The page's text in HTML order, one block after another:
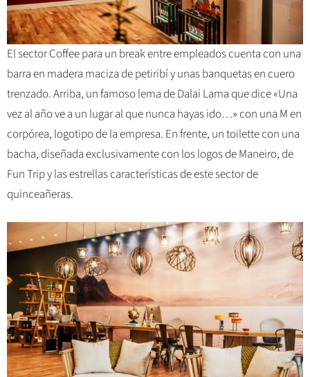
El sector Coffee para un break entre empleados cuenta con una
barra en madera maciza de petiribí y unas banquetas en cuero
trenzado. Arriba, un famoso lema de Dalai Lama que dice «Una
vez al año ve a un lugar al que nunca hayas ido…» con una M en
corpórea, logotipo de la empresa. En frente, un toilette con una
bacha, diseñada exclusivamente con los logos de Maneiro, de
Fun Trip y las estrellas características de este sector de
quinceañeras.